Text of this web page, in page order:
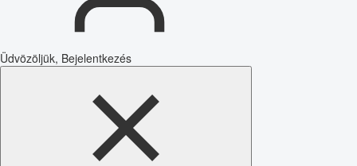
Üdvözöljük, Bejelentkezés